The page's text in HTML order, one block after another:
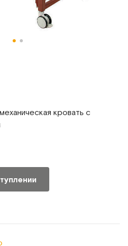
кровать с